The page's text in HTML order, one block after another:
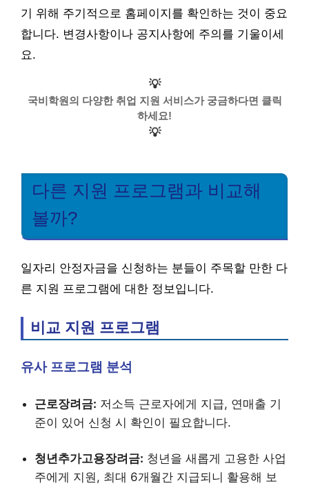
기 위해 주기적으로 홈페이지를 확인하는 것이 중요
합니다. 변경사항이나 공지사항에 주의를 기울이세
요.
💡
국비학원의 다양한 취업 지원 서비스가 궁금하다면 클릭
하세요!
💡
다른 지원 프로그램과 비교해
볼까?
일자리 안정자금을 신청하는 분들이 주목할 만한 다
른 지원 프로그램에 대한 정보입니다.
비교 지원 프로그램
유사 프로그램 분석
근로장려금: 저소득 근로자에게 지급, 연매출 기
준이 있어 신청 시 확인이 필요합니다.
청년추가고용장려금: 청년을 새롭게 고용한 사업
주에게 지원, 최대 6개월간 지급되니 활용해 보